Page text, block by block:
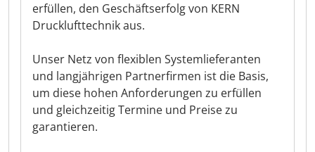
erfüllen, den Geschäftserfolg von KERN
Drucklufttechnik aus.
Unser Netz von flexiblen Systemlieferanten
und langjährigen Partnerfirmen ist die Basis,
um diese hohen Anforderungen zu erfüllen
und gleichzeitig Termine und Preise zu
garantieren.